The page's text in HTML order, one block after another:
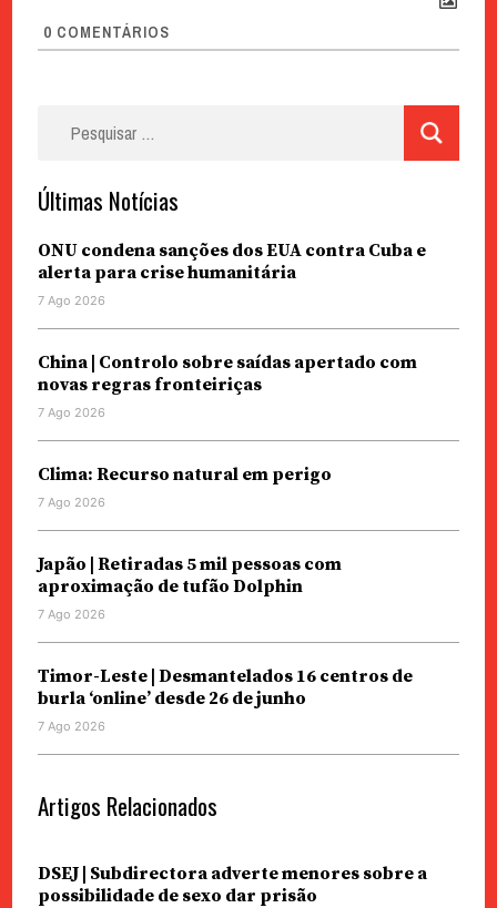
0 COMENTÁRIOS
Últimas Notícias
ONU condena sanções dos EUA contra Cuba e
alerta para crise humanitária
7 Ago 2026
China | Controlo sobre saídas apertado com
novas regras fronteiriças
7 Ago 2026
Clima: Recurso natural em perigo
7 Ago 2026
Japão | Retiradas 5 mil pessoas com
aproximação de tufão Dolphin
7 Ago 2026
Timor-Leste | Desmantelados 16 centros de
burla ‘online’ desde 26 de junho
7 Ago 2026
Artigos Relacionados
DSEJ | Subdirectora adverte menores sobre a
possibilidade de sexo dar prisão